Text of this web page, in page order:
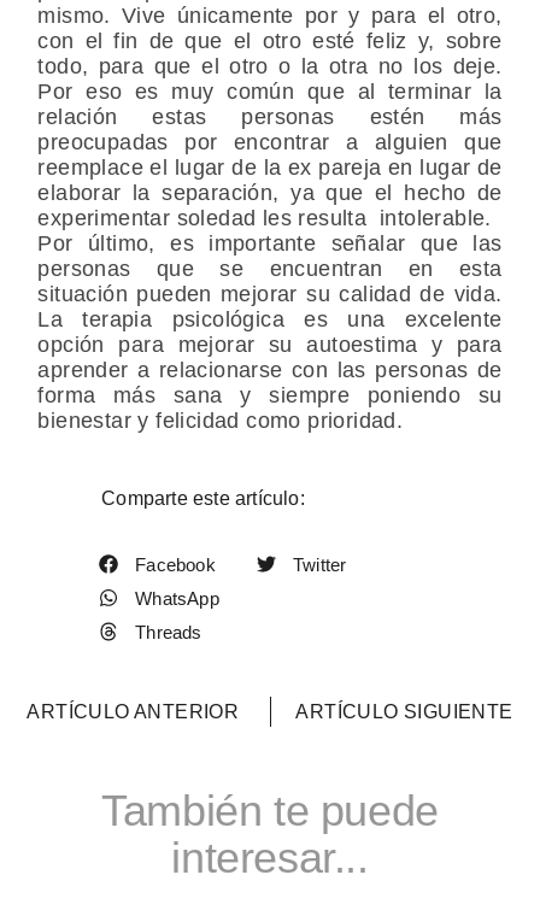
mismo. Vive únicamente por y para el otro,
con el fin de que el otro esté feliz y, sobre
todo, para que el otro o la otra no los deje.
Por eso es muy común que al terminar la
relación estas personas estén más
preocupadas por encontrar a alguien que
reemplace el lugar de la ex pareja en lugar de
elaborar la separación, ya que el hecho de
experimentar soledad les resulta intolerable.
Por último, es importante señalar que las
personas que se encuentran en esta
situación pueden mejorar su calidad de vida.
La terapia psicológica es una excelente
opción para mejorar su autoestima y para
aprender a relacionarse con las personas de
forma más sana y siempre poniendo su
bienestar y felicidad como prioridad.
Comparte este artículo:
Facebook
Twitter
WhatsApp
Threads
ARTÍCULO ANTERIOR ARTÍCULO SIGUIENTE
También te puede
interesar...